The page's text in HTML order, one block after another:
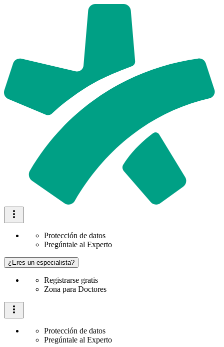
Protección de datos
Pregúntale al Experto
¿Eres un especialista?
Registrarse gratis
Zona para Doctores
Protección de datos
Pregúntale al Experto